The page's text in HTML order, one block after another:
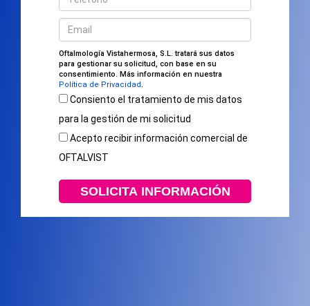
Oftalmología Vistahermosa, S.L. tratará sus datos
para gestionar su solicitud, con base en su
consentimiento. Más información en nuestra
Política de Privacidad.
Consiento el tratamiento de mis datos
para la gestión de mi solicitud
Acepto recibir información comercial de
OFTALVIST